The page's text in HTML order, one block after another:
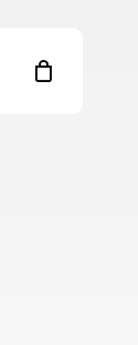
search